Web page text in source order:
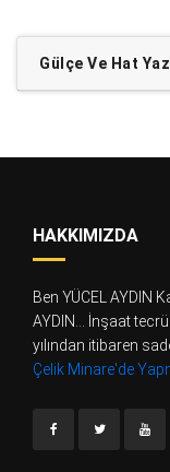
Gülçe Ve Hat
HAKKIMIZDA
Ben YÜCEL AYDIN
AYDIN... İnşaat
yılından itibaren
Çelik Minare'de